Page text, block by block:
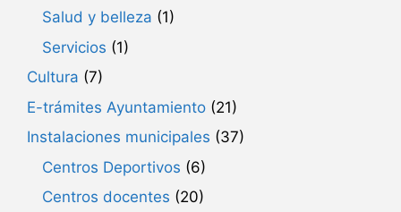
Salud y belleza (1)
Servicios (1)
Cultura (7)
E-trámites Ayuntamiento (21)
Instalaciones municipales (37)
Centros Deportivos (6)
Centros docentes (20)